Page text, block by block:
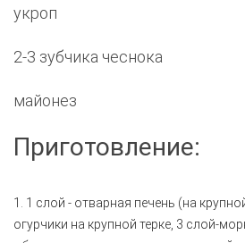
укроп
2-3 зубчика чеснока
майонез
Приготовление:
1. 1 слой - отварная печень (на
огурчики на крупной терке, 3 слой-